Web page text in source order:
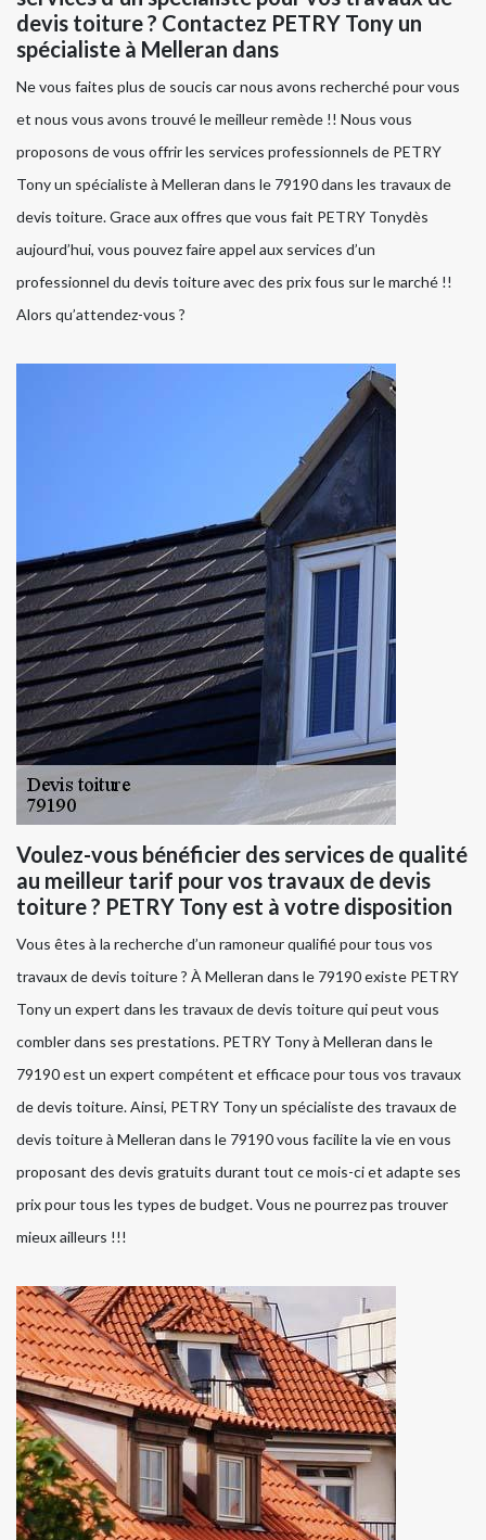
devis toiture ? Contactez PETRY Tony un
spécialiste à Melleran dans
Ne vous faites plus de soucis car nous avons recherché pour vous
et nous vous avons trouvé le meilleur remède !! Nous vous
proposons de vous offrir les services professionnels de PETRY
Tony un spécialiste à Melleran dans le 79190 dans les travaux de
devis toiture. Grace aux offres que vous fait PETRY Tonydès
aujourd’hui, vous pouvez faire appel aux services d’un
professionnel du devis toiture avec des prix fous sur le marché !!
Alors qu’attendez-vous ?
Voulez-vous bénéficier des services de qualité
au meilleur tarif pour vos travaux de devis
toiture ? PETRY Tony est à votre disposition
Vous êtes à la recherche d’un ramoneur qualifié pour tous vos
travaux de devis toiture ? À Melleran dans le 79190 existe PETRY
Tony un expert dans les travaux de devis toiture qui peut vous
combler dans ses prestations. PETRY Tony à Melleran dans le
79190 est un expert compétent et efficace pour tous vos travaux
de devis toiture. Ainsi, PETRY Tony un spécialiste des travaux de
devis toiture à Melleran dans le 79190 vous facilite la vie en vous
proposant des devis gratuits durant tout ce mois-ci et adapte ses
prix pour tous les types de budget. Vous ne pourrez pas trouver
mieux ailleurs !!!